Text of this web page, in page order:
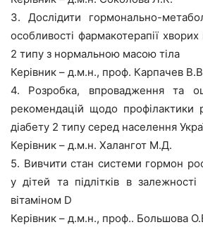
3. Дослідити гормонально-
особливості фармакотерапії
2 типу з нормальною масою тіла
Керівник – д.м.н., проф. Карпачев
4. Розробка, впровадження та
рекомендацій щодо профілактики
діабету 2 типу серед населення
Керівник – д.м.н. Халангот М.Д.
5. Вивчити стан системи гормон
у дітей та підлітків в залежності
вітаміном D
Керівник – д.м.н., проф.. Большова